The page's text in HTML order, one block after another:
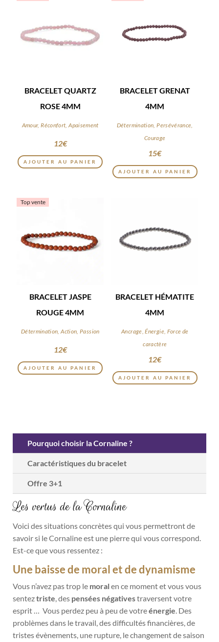
BRACELET QUARTZ
ROSE 4MM
Amour, Réconfort, Apaisement
12€
AJOUTER AU PANIER
BRACELET GRENAT
4MM
Détermination, Persévérance,
Courage
15€
AJOUTER AU PANIER
Top vente
BRACELET JASPE
ROUGE 4MM
Détermination, Action, Passion
12€
AJOUTER AU PANIER
BRACELET HÉMATITE
4MM
Ancrage, Énergie, Force de
caractère
12€
AJOUTER AU PANIER
Pourquoi choisir la Cornaline ?
Caractéristiques du bracelet
Offre 3+1
Les vertus de la Cornaline
Voici des situations concrètes qui vous permettront de
savoir si le Cornaline est une pierre qui vous correspond.
Est-ce que vous ressentez :
Une baisse de moral et de dynamisme
Vous n’avez pas trop le moralen ce moment et vous vous
senteztriste, des pensées négativestraversent votre
esprit … Vous perdez peu à peu de votreénergie. Des
problèmes dans le travail, des difficultés financières, de
tristes évènements, une rupture, le changement de saison